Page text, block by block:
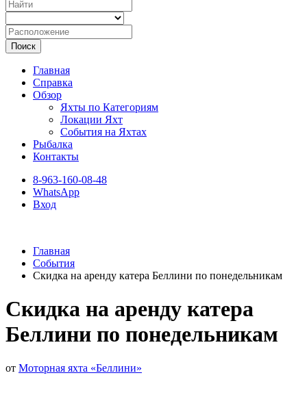
Поиск
Главная
Справка
Обзор
Яхты по Категориям
Локации Яхт
События на Яхтах
Рыбалка
Контакты
8-963-160-08-48
WhatsApp
Вход
Главная
События
Скидка на аренду катера Беллини по понедельникам
Скидка на аренду катера
Беллини по понедельникам
от Моторная яхта «Беллини»